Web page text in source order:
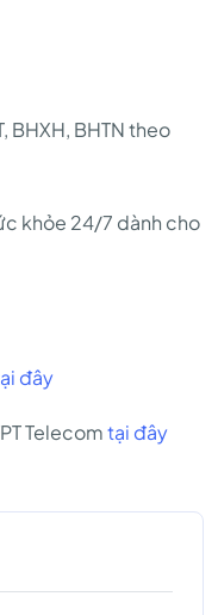
BHXH, BHTN theo
khỏe 24/7 dành cho
đây
Telecomtại đây